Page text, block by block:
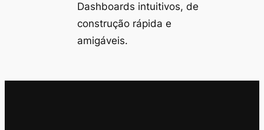
Dashboards intuitivos, de
construção rápida e
amigáveis.